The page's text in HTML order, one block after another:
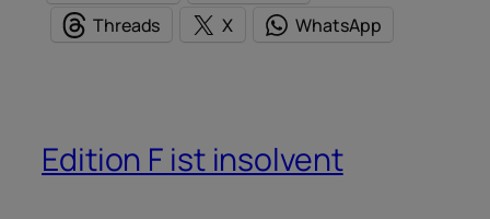
Threads
X WhatsApp
Edition F ist insolvent